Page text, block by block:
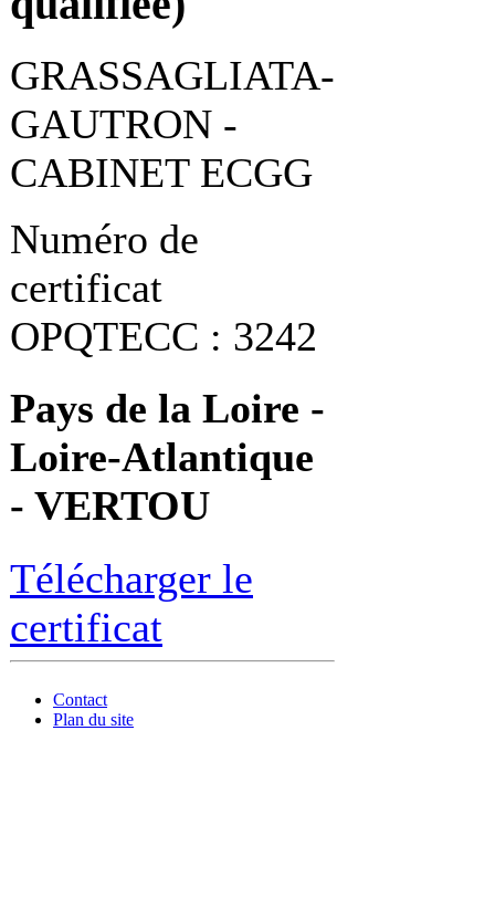
GRASSAGLIATA-
GAUTRON -
CABINET ECGG
Numéro de
certificat
OPQTECC : 3242
Pays de la Loire -
Loire-Atlantique
- VERTOU
Télécharger le
certificat
Contact
Plan du site